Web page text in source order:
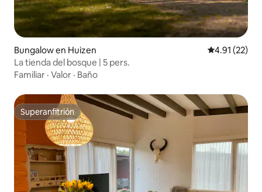
Bungalow en Huizen Calificación
4.91 (22)
La tienda del bosque | 5 pers.
Familiar · Valor · Baño
Superanfitrión
Superanfitrión